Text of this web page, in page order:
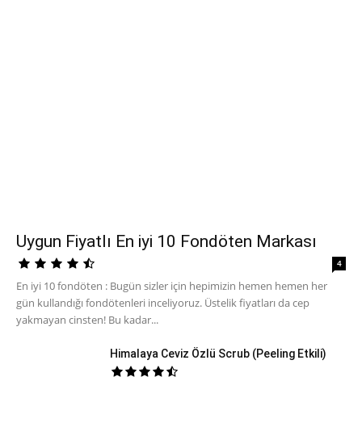
Uygun Fiyatlı En iyi 10 Fondöten Markası
4
En iyi 10 fondöten : Bugün sizler için hepimizin hemen hemen her
gün kullandığı fondötenleri inceliyoruz. Üstelik fiyatları da cep
yakmayan cinsten! Bu kadar...
Himalaya Ceviz Özlü Scrub (Peeling Etkili)